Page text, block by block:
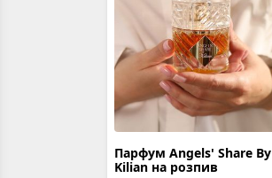
Парфум Angels' Share By
Kilian на розпив